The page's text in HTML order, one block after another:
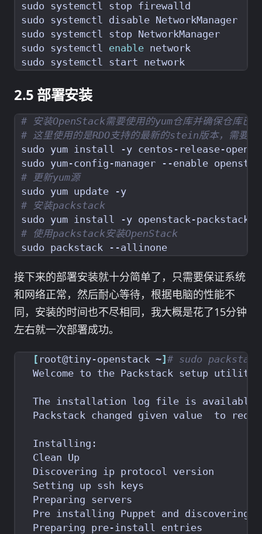
sudo systemctl enable
部署安装
# 安装OpenStack需要使用的yum仓库并确保仓库已
# 这里使用的是RDO支持的最新的stein版本，
# 更新yum源
# 安装packstack
# 使用packstack安装OpenStack
接下来的部署安装就十分简单了，只需要保证系统
和网络正常，然后耐心等待，根据电脑的性能不
同，安装的时间也不尽相同，我大概是花了15分钟
左右就一次部署成功。
[ root@tiny-openstack ~] # sudo
Clean
Discovering ip
Setting up
Preparing
Pre installing Puppet and discovering
Preparing pre-